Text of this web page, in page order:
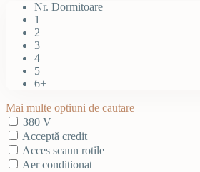
Nr. Dormitoare
1
2
3
4
5
6+
Mai multe optiuni de cautare
380 V
Acceptă credit
Acces scaun rotile
Aer conditionat